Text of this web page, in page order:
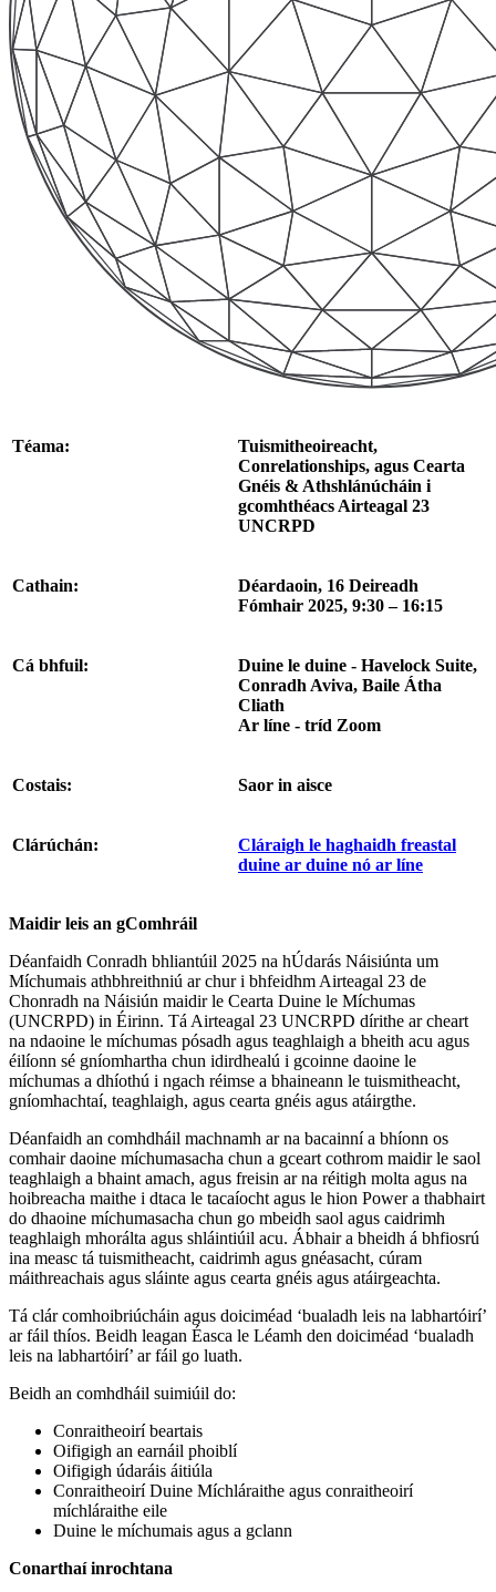
Téama:
Tuismitheoireacht,
Conrelationships, agus Cearta
Gnéis & Athshlánúcháin i
gcomhthéacs Airteagal 23
UNCRPD
Cathain:
Déardaoin, 16 Deireadh
Fómhair 2025, 9:30 – 16:15
Cá bhfuil:
Duine le duine - Havelock Suite,
Conradh Aviva, Baile Átha
Cliath
Ar líne - tríd Zoom
Costais: Saor in aisce
Clárúchán:
Cláraigh le haghaidh freastal
duine ar duine nó ar líne
Maidir leis an gComhráil
Déanfaidh Conradh bhliantúil 2025 na hÚdarás Náisiúnta um
Míchumais athbhreithniú ar chur i bhfeidhm Airteagal 23 de
Chonradh na Náisiún maidir le Cearta Duine le Míchumas
(UNCRPD) in Éirinn. Tá Airteagal 23 UNCRPD dírithe ar cheart
na ndaoine le míchumas pósadh agus teaghlaigh a bheith acu agus
éilíonn sé gníomhartha chun idirdhealú i gcoinne daoine le
míchumas a dhíothú i ngach réimse a bhaineann le tuismitheacht,
gníomhachtaí, teaghlaigh, agus cearta gnéis agus atáirgthe.
Déanfaidh an comhdháil machnamh ar na bacainní a bhíonn os
comhair daoine míchumasacha chun a gceart cothrom maidir le saol
teaghlaigh a bhaint amach, agus freisin ar na réitigh molta agus na
hoibreacha maithe i dtaca le tacaíocht agus le hion Power a thabhairt
do dhaoine míchumasacha chun go mbeidh saol agus caidrimh
teaghlaigh mhorálta agus shláintiúil acu. Ábhair a bheidh á bhfiosrú
ina measc tá tuismitheacht, caidrimh agus gnéasacht, cúram
máithreachais agus sláinte agus cearta gnéis agus atáirgeachta.
Tá clár comhoibriúcháin agus doiciméad ‘bualadh leis na labhartóirí’
ar fáil thíos. Beidh leagan Éasca le Léamh den doiciméad ‘bualadh
leis na labhartóirí’ ar fáil go luath.
Beidh an comhdháil suimiúil do:
Conraitheoirí beartais
Oifigigh an earnáil phoiblí
Oifigigh údaráis áitiúla
Conraitheoirí Duine Míchláraithe agus conraitheoirí
míchláraithe eile
Duine le míchumais agus a gclann
Conarthaí inrochtana